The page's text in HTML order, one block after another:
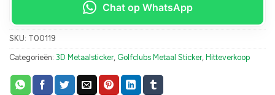
Chat op WhatsApp
SKU: T00119
Categorieën: 3D Metaalsticker, Golfclubs Metaal Sticker, Hitteverkoop